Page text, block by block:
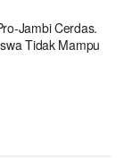
Jambi Cerdas.
Tidak Mampu